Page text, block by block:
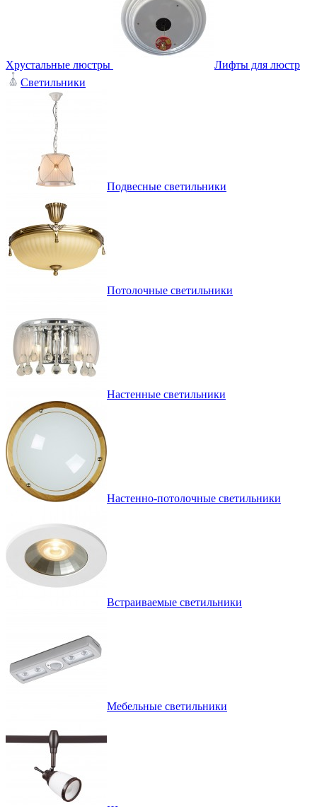
Хрустальные люстры
Лифты для люстр
Светильники
Подвесные светильники
Потолочные светильники
Настенные светильники
Настенно-потолочные светильники
Встраиваемые светильники
Мебельные светильники